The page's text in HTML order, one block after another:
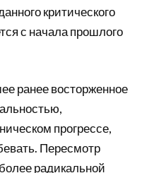
критического
с начала прошлого
ранее восторженное
прогрессе,
Пересмотр
радикальной